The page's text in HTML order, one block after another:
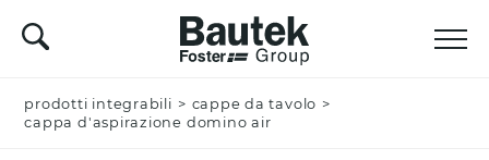
prodotti integrabili > cappe da tavolo >
cappa d'aspirazione domino air
Nominativo *